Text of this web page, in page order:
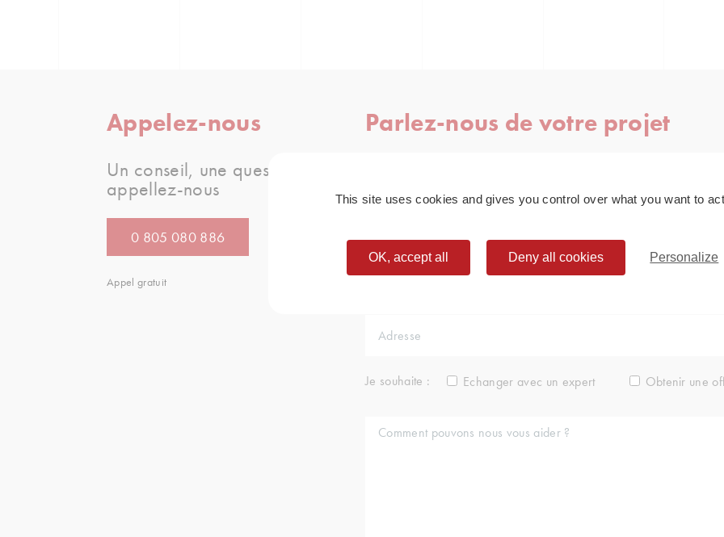
Appelez-nous
Un conseil, une question,
appellez-nous
0 805 080 886
Appel gratuit
Parlez-nous de votre projet
Je souhaite : Echanger avec un expert Obtenir une
This site uses cookies and gives you control over what you want to
OK, accept all Deny all cookies Personalize